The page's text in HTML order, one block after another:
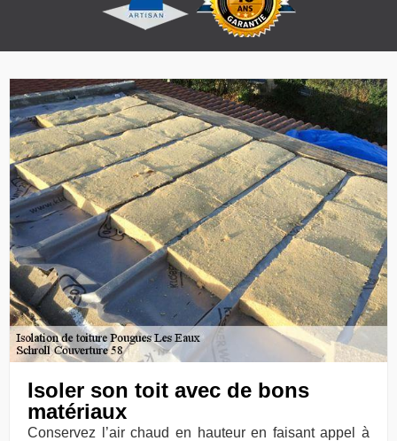
Isoler son toit avec de bons
matériaux
Conservez l’air chaud en hauteur en faisant appel à